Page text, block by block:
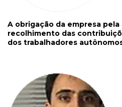
A obrigação da empresa pela
recolhimento das
dos trabalhadores